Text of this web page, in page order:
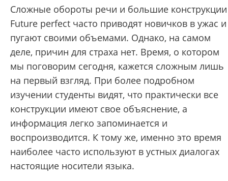
Сложные обороты речи и большие конструкции
Future perfect часто приводят новичков в ужас и
пугают своими объемами. Однако, на самом
деле, причин для страха нет. Время, о котором
мы поговорим сегодня, кажется сложным лишь
на первый взгляд. При более подробном
изучении студенты видят, что практически все
конструкции имеют свое объяснение, а
информация легко запоминается и
воспроизводится. К тому же, именно это время
наиболее часто используют в устных диалогах
настоящие носители языка.